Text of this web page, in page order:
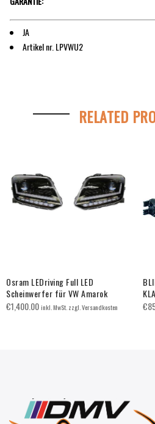
JA
Artikel nr. LPVWU2
RELATED
Osram LEDriving Full LED
Scheinwerfer für VW Amarok
€1,400.00inkl. MwSt. zzgl. Versandkosten
€